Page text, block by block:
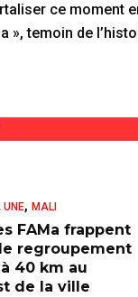
ce moment
», temoin de
UNE, MALI
FAMa frappent
regroupement
40 km au
de la ville